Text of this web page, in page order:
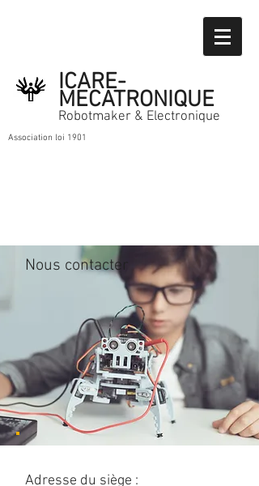
ICARE-
MECATRONIQUE
Robotmaker & Electronique
Association loi 1901
Nous contacter
Adresse du siège :